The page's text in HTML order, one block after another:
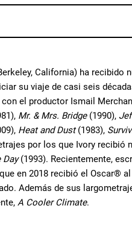
California) ha recibido
su viaje de casi seis
el productor Ismail
Mr. & Mrs. Bridge(1990),
Heat and Dust(1983),
por los que Ivory
Day(1993). Recientemente,
en 2018 recibió el Oscar®
Además de sus
A Cooler Climate.